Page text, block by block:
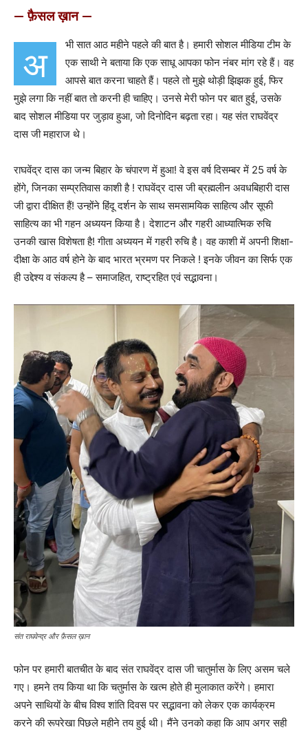
— फ़ैसल ख़ान —
अ
भी सात आठ महीने पहले की बात है। हमारी सोशल मीडिया टीम के
एक साथी ने बताया कि एक साधू आपका फोन नंबर मांग रहे हैं। वह
आपसे बात करना चाहते हैं। पहले तो मुझे थोड़ी झिझक हुई, फिर
मुझे लगा कि नहीं बात तो करनी ही चाहिए। उनसे मेरी फोन पर बात हुई, उसके
बाद सोशल मीडिया पर जुड़ाव हुआ, जो दिनोदिन बढ़ता रहा। यह संत राघवेंद्र
दास जी महाराज थे।
राघवेंद्र दास का जन्म बिहार के चंपारण में हुआ! वे इस वर्ष दिसम्बर में 25 वर्ष के
होंगे, जिनका सम्प्रतिवास काशी है ! राघवेंद्र दास जी ब्रह्मलीन अवधबिहारी दास
जी द्वारा दीक्षित हैं! उन्होंने हिंदू दर्शन के साथ समसामयिक साहित्य और सूफी
साहित्य का भी गहन अध्ययन किया है। देशाटन और गहरी आध्यात्मिक रुचि
उनकी खास विशेषता है! गीता अध्ययन में गहरी रुचि है। वह काशी में अपनी शिक्षा-
दीक्षा के आठ वर्ष होने के बाद भारत भ्रमण पर निकले ! इनके जीवन का सिर्फ एक
ही उद्देश्य व संकल्प है – समाजहित, राष्ट्रहित एवं सद्भावना।
संत राघवेन्द्र और फ़ैसल ख़ान
फोन पर हमारी बातचीत के बाद संत राघवेंद्र दास जी चातुर्मास के लिए असम चले
गए। हमने तय किया था कि चतुर्मास के खत्म होते ही मुलाकात करेंगे। हमारा
अपने साथियों के बीच विश्व शांति दिवस पर सद्भावना को लेकर एक कार्यक्रम
करने की रूपरेखा पिछले महीने तय हुई थी। मैंने उनको कहा कि आप अगर सही